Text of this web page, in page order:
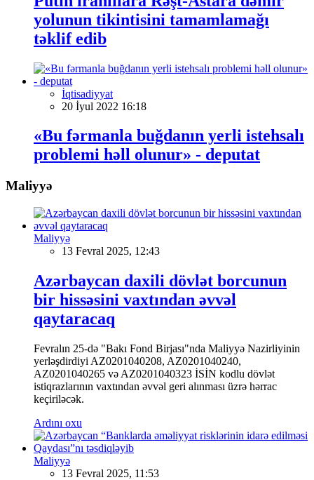
yolunun tikintisini tamamlamağı
təklif edib
İqtisadiyyat
20 İyul 2022 16:18
«Bu fərmanla buğdanın yerli istehsalı
problemi həll olunur» - deputat
Maliyyə
Maliyyə
13 Fevral 2025, 12:43
Azərbaycan daxili dövlət borcunun
bir hissəsini vaxtından əvvəl
qaytaracaq
Fevralın 25-də "Bakı Fond Birjası"nda Maliyyə Nazirliyinin
yerləşdirdiyi AZ0201040208, AZ0201040240,
AZ0201040265 və AZ0201040323 İSİN kodlu dövlət
istiqrazlarının vaxtından əvvəl geri alınması üzrə hərrac
keçiriləcək.
Ardını oxu
Maliyyə
13 Fevral 2025, 11:53